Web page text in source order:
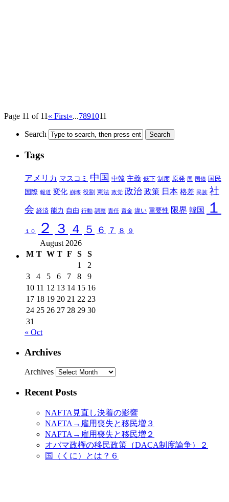
Page 11 of 11« First«...7891011
Search
Tags
アメリカ マスコミ 中国 中韓 主義 低下 制度 原発 国 国債 国民
国際 報道 変化 崩壊 役割 憲法 政党 政治 政策 日本 格差 民族 社
会 経済 能力 自由 行動 調整 責任 資金 違い 重要性 限界 韓国 １
１０ ２ ３ ４ ５ ６ ７ ８ ９
August 2026
M T W T F S
S
1
2
3
4 5 6 7 8
9
10 11 12 13 14 15 16
17 18 19 20 21 22 23
24 25 26 27 28 29 30
31
« Oct
Archives
Archives
Recent Posts
NAFTA見直し決着の影響
NAFTA→雇用喪失と移民増３
NAFTA→雇用喪失と移民増２
オバマ政権の移民政策（DACA制度論争）２
国（くに）とは？６